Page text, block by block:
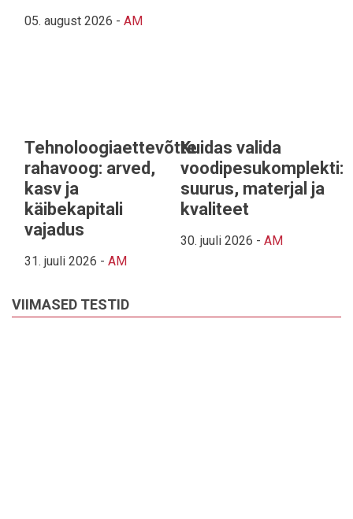
05. august 2026 - AM
Tehnoloogiaettevõtte
rahavoog: arved,
kasv ja
käibekapitali
vajadus
31. juuli 2026 - AM
Kuidas valida
voodipesukomplekti:
suurus, materjal ja
kvaliteet
30. juuli 2026 - AM
VIIMASED TESTID